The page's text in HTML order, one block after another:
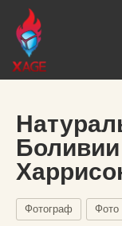
Фотограф Фото